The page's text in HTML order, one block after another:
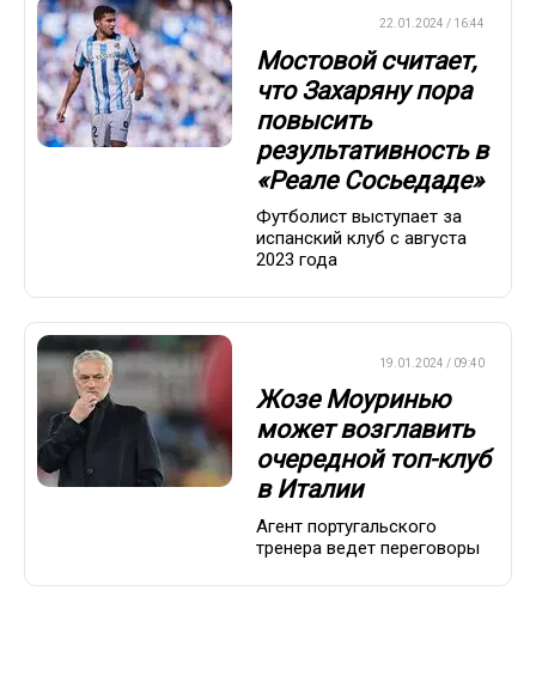
22.01.2024 / 16:44
Мостовой считает,
что Захаряну пора
повысить
результативность в
«Реале Сосьедаде»
Футболист выступает за
испанский клуб с августа
2023 года
19.01.2024 / 09:40
Жозе Моуринью
может возглавить
очередной топ-клуб
в Италии
Агент португальского
тренера ведет переговоры